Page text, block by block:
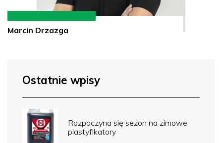
Marcin Drzazga
Ostatnie wpisy
Rozpoczyna się sezon na zimowe
plastyfikatory